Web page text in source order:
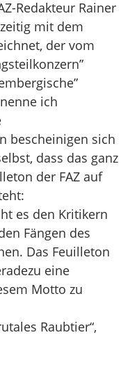
Redakteur Rainer
mit dem
der vom
ich
bescheinigen sich
dass das ganz
der FAZ auf
es den Kritikern
Fängen des
Das Feuilleton
eine
Motto zu
Raubtier“,